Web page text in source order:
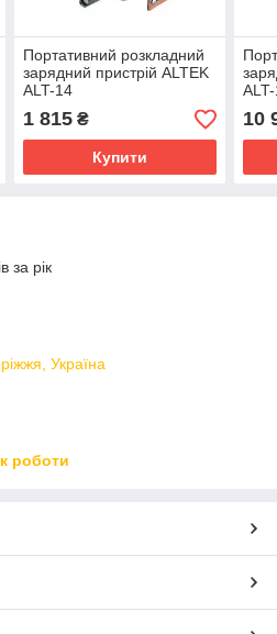
Портативний розкладний
зарядний пристрій ALTEK
ALT-14
1 815₴
Купити
10
за рік
Україна
роботи